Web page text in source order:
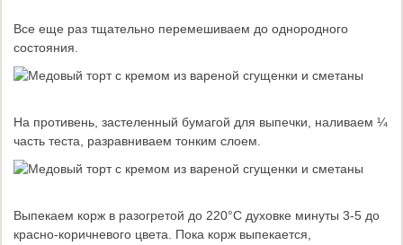
Все еще раз тщательно перемешиваем до однородного
состояния.
На противень, застеленный бумагой для выпечки, наливаем ¼
часть теста, разравниваем тонким слоем.
Выпекаем корж в разогретой до 220°С духовке минуты 3-5 до
красно-коричневого цвета. Пока корж выпекается,